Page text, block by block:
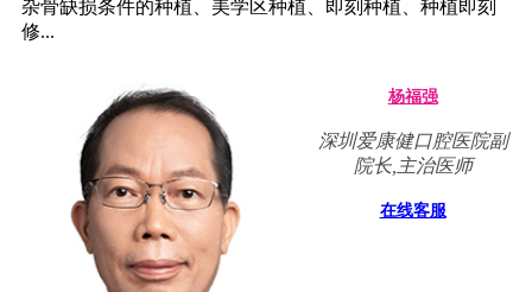
杂骨缺损条件的种植、美学区种植、即刻种植、种植即刻
修...
杨福强
深圳爱康健口腔医院副
院长,主治医师
在线客服